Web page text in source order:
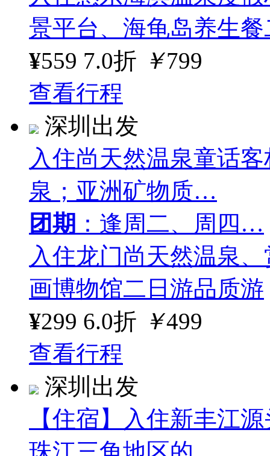
景平台、海龟岛养生
¥559 7.0折 ￥799
查看行程
深圳出发
入住尚天然温泉童话
泉；亚洲矿物质…
团期 ：逢周二、周四…
入住龙门尚天然温泉
画博物馆二日游品质游
¥299 6.0折 ￥499
查看行程
深圳出发
【住宿】入住新丰江